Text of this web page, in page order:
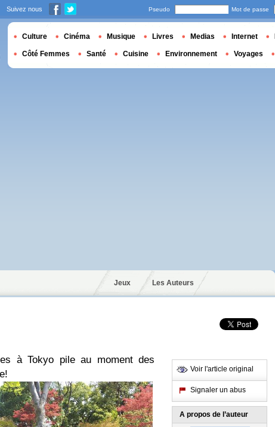
Jeux Les Auteurs
à Tokyo pile au moment des
Voir l'article original
Signaler un abus
A propos de l’auteur
Suivez nous Pseudo Mot de passe
Culture Cinéma Musique Livres Medias Internet
Côté Femmes Santé Cuisine Environnement Voyages